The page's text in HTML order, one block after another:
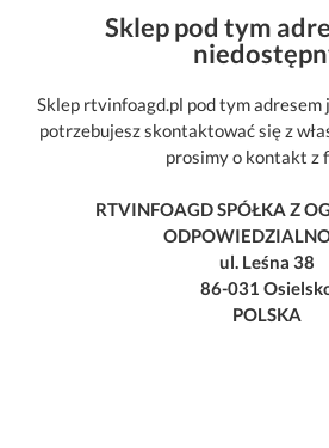
Sklep pod tym
Sklep rtvinfoagd.pl pod tym adresem
potrzebujesz skontaktować się z
prosimy o kontakt z
RTVINFOAGD SPÓŁKA Z
ul. Leśna 38
86-031
POLSKA